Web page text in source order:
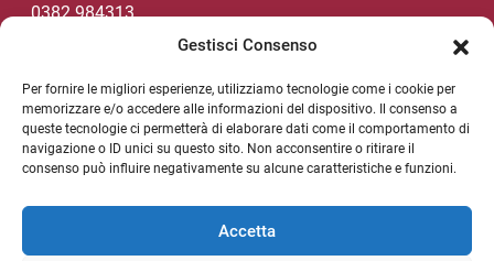
Gestisci Consenso
Per fornire le migliori esperienze, utilizziamo tecnologie come i cookie per
memorizzare e/o accedere alle informazioni del dispositivo. Il consenso a
queste tecnologie ci permetterà di elaborare dati come il comportamento di
navigazione o ID unici su questo sito. Non acconsentire o ritirare il
consenso può influire negativamente su alcune caratteristiche e funzioni.
Accetta
0382.984313
Social di Ateneo
Sezione Link Utili